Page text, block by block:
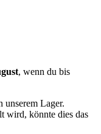
, wenn du bis
unserem Lager.
wird, könnte dies das